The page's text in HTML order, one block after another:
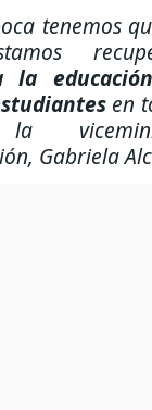
tenemos
la
en
la
Gabriela